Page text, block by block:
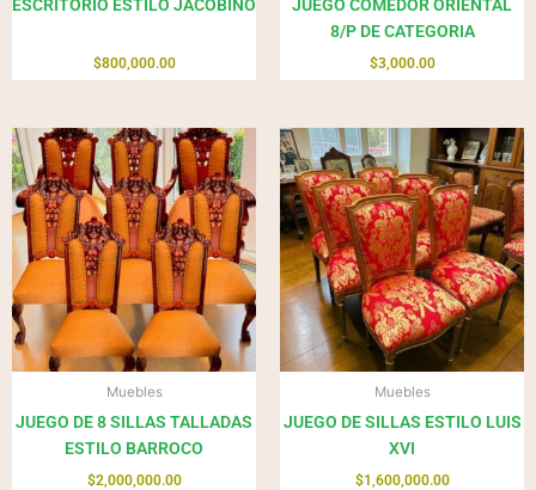
ESCRITORIO ESTILO JACOBINO
$800,000.00
JUEGO COMEDOR ORIENTAL
8/P DE CATEGORIA
$3,000.00
Muebles
JUEGO DE 8 SILLAS TALLADAS
ESTILO BARROCO
$2,000,000.00
Muebles
JUEGO DE SILLAS ESTILO LUIS
XVI
$1,600,000.00